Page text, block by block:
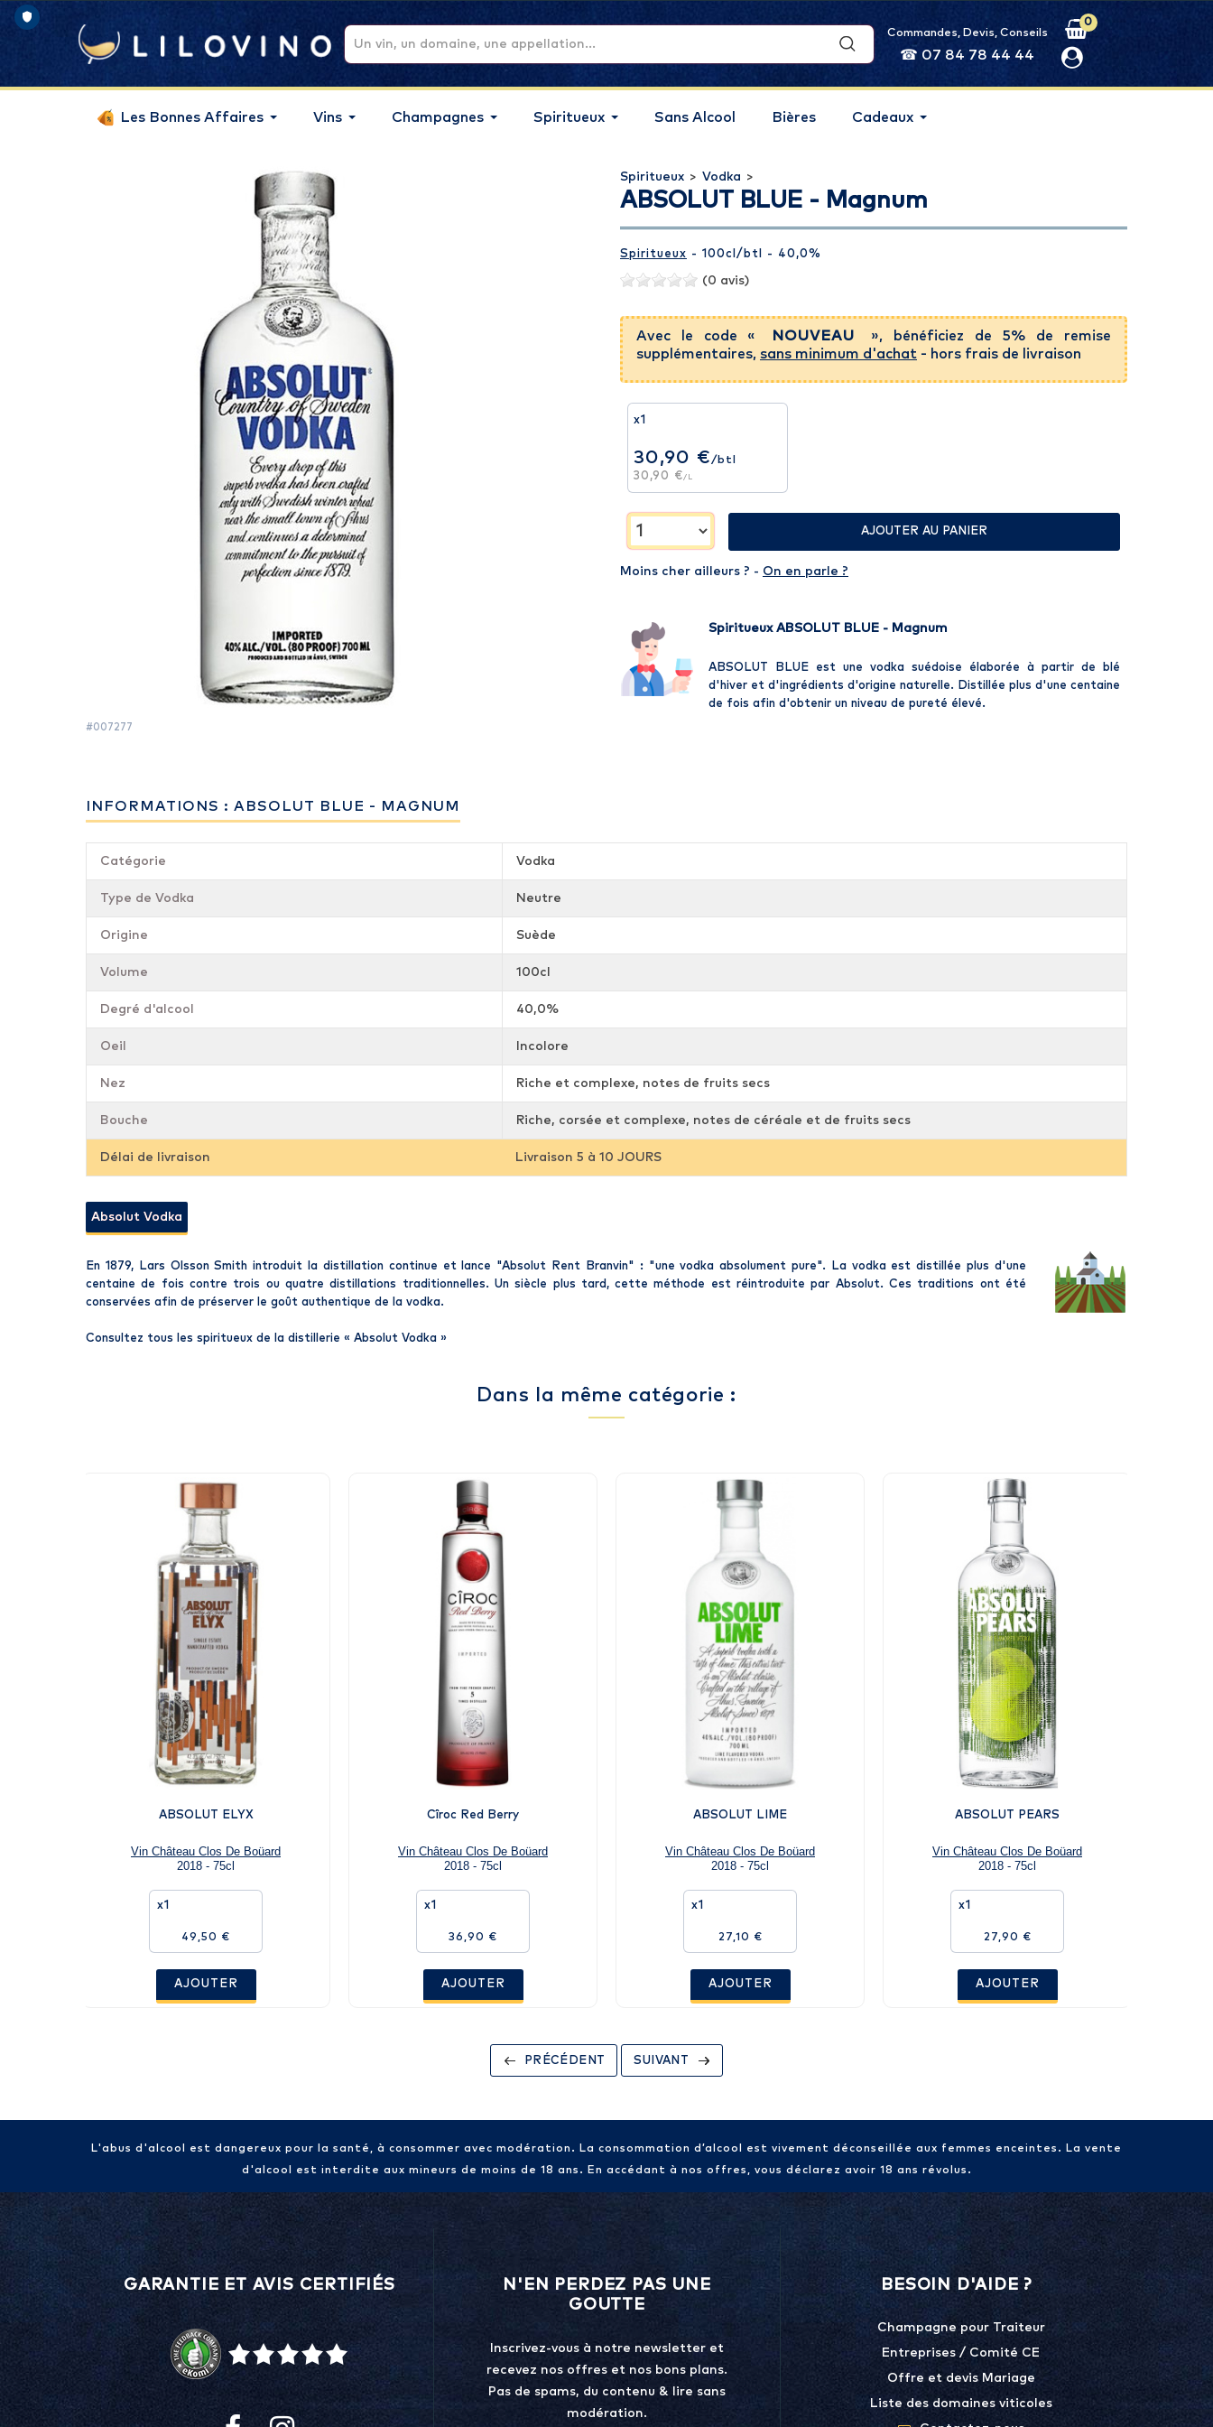
Commandes, Devis, Conseils
☎ 07 84 78 44 44
0
Les Bonnes Affaires Vins Champagnes Spiritueux Sans Alcool Bières Cadeaux
#007277
Spiritueux > Vodka >
ABSOLUT BLUE - Magnum
Spiritueux - 100cl /btl - 40,0%
(0 avis)
Avec le code « NOUVEAU
», bénéficiez de 5% de remise
supplémentaires, sans minimum d'achat - hors frais de livraison
x1
30,90 € /btl
30,90 € /L
AJOUTER AU PANIER
Moins cher ailleurs ? - On en parle ?
Spiritueux ABSOLUT BLUE - Magnum
ABSOLUT BLUE est une vodka suédoise élaborée à partir de blé
d'hiver et d'ingrédients d'origine naturelle. Distillée plus d'une centaine
de fois afin d'obtenir un niveau de pureté élevé.
INFORMATIONS : ABSOLUT BLUE - MAGNUM
Catégorie Vodka
Type de Vodka Neutre
Origine Suède
Volume 100cl
Degré d'alcool 40,0%
Oeil Incolore
Nez Riche et complexe, notes de fruits secs
Bouche Riche, corsée et complexe, notes de céréale et de fruits secs
Délai de livraison Livraison 5 à 10 JOURS
Absolut Vodka
En 1879, Lars Olsson Smith introduit la distillation continue et lance "Absolut Rent Branvin" : "une vodka absolument pure". La vodka est distillée plus d'une
centaine de fois contre trois ou quatre distillations traditionnelles. Un siècle plus tard, cette méthode est réintroduite par Absolut. Ces traditions ont été
conservées afin de préserver le goût authentique de la vodka.
Consultez tous les spiritueux de la distillerie « Absolut Vodka »
Dans la même catégorie :
ABSOLUT ELYX
Vin Château Clos De Boüard
2018 - 75cl
x1
49,50 €
AJOUTER
Cîroc Red Berry
Vin Château Clos De Boüard
2018 - 75cl
x1
36,90 €
AJOUTER
ABSOLUT LIME
Vin Château Clos De Boüard
2018 - 75cl
x1
27,10 €
AJOUTER
ABSOLUT PEARS
Vin Château Clos De Boüard
2018 - 75cl
x1
27,90 €
AJOUTER
PRÉCÉDENT SUIVANT
L'abus d'alcool est dangereux pour la santé, à consommer avec modération. La consommation d’alcool est vivement déconseillée aux femmes enceintes. La vente
d'alcool est interdite aux mineurs de moins de 18 ans. En accédant à nos offres, vous déclarez avoir 18 ans révolus.
GARANTIE ET AVIS CERTIFIÉS
N'EN PERDEZ PAS UNE
GOUTTE
Inscrivez-vous à notre newsletter et
recevez nos offres et nos bons plans.
Pas de spams, du contenu & lire sans
modération.
BESOIN D'AIDE ?
Champagne pour Traiteur
Entreprises / Comité CE
Offre et devis Mariage
Liste des domaines viticoles